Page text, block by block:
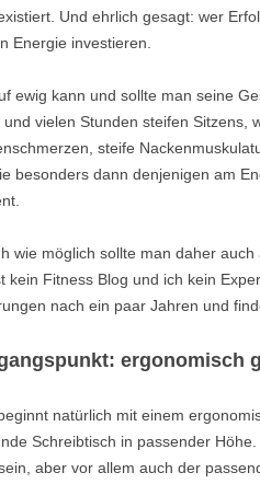
Und ehrlich gesagt: wer
Energie investieren.
ewig kann und sollte man seine
und vielen Stunden steifen Sitzens,
steife
besonders dann denjenigen am
wie möglich sollte man daher
kein Fitness Blog und ich kein
nach ein paar Jahren und
ergonomisch
natürlich mit einem
Schreibtisch in passender
aber vor allem auch der